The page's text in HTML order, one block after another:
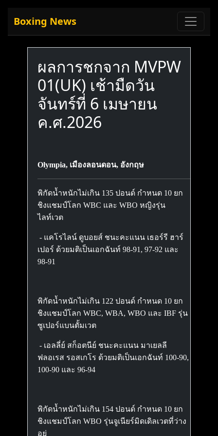
Boxing News
ผลการชกจาก MVPW
01(UK) เช้ามืดวัน
จันทร์ที่ 6 เมษายน
ค.ศ.2026
Olympia, เมืองลอนดอน, อังกฤษ
พิกัดน้ำหนักไม่เกิน 135 ปอนด์ กำหนด 10 ยก
ชิงแชมป์โลก WBC และ WBO หญิงรุ่น
ไลท์เวต
- แคโรไลน์ ดูบอยส์ ชนะคะแนน เธอร์รี ฮาร์
เปอร์ ด้วยมติเป็นเอกฉันท์ 98-91, 97-92 และ
98-91
พิกัดน้ำหนักไม่เกิน 122 ปอนด์ กำหนด 10 ยก
ชิงแชมป์โลก WBC, WBA, WBO และ IBF รุ่น
ซูเปอร์แบนตั้มเวต
- เอลลี่ย์ สก็อตนีย์ ชนะคะแนน มาเยลลี
ฟลอเรส รอสเกโร ด้วยมติเป็นเอกฉันท์ 100-90,
100-90 และ 96-94
พิกัดน้ำหนักไม่เกิน 154 ปอนด์ กำหนด 10 ยก
ชิงแชมป์โลก WBO รุ่นจูเนียร์มิดเดิลเวตที่ว่าง
อยู่